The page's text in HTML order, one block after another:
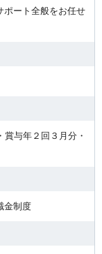
ポート全般をお任せ
賞与年２回３月分・
金制度